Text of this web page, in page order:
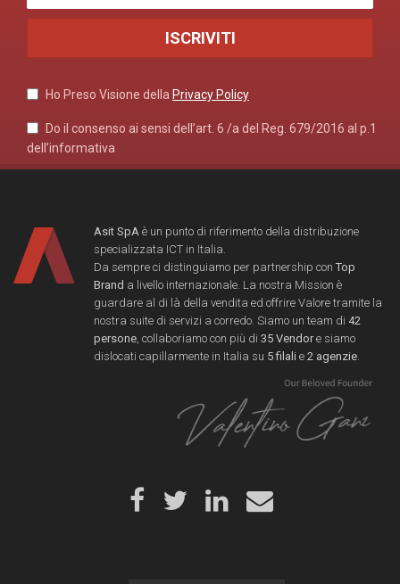
Ho Preso Visione della Privacy Policy
Do il consenso ai sensi dell’art. 6 /a del Reg. 679/2016 al p.1
dell’informativa
Asit SpA è un punto di riferimento della distribuzione
specializzata ICT in Italia.
Da sempre ci distinguiamo per partnership con Top
Brand a livello internazionale. La nostra Mission è
guardare al di là della vendita ed offrire Valore tramite la
nostra suite di servizi a corredo. Siamo un team di 42
persone, collaboriamo con più di 35 Vendore siamo
dislocati capillarmente in Italia su 5 filali e 2 agenzie.